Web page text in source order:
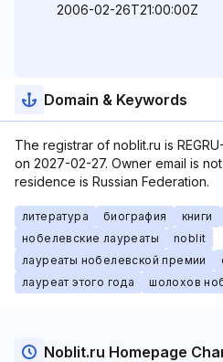
2006-02-26T21:00:00Z
Domain & Keywords
The registrar of noblit.ru is
on 2027-02-27. Owner email is
residence is Russian Federation.
литература биография книги
нобелевские лауреаты
noblit
лауреаты нобелевской премии
лауреат этого года
шолохов
Noblit.ru Homepage